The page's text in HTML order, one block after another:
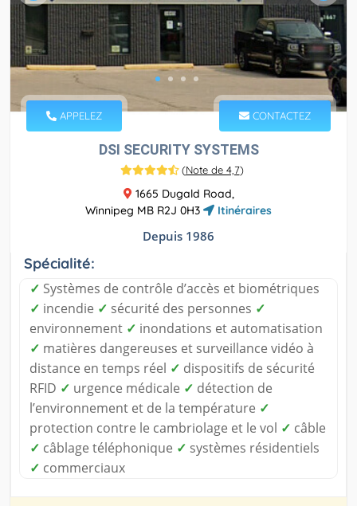
APPELEZ CONTACTEZ
DSI SECURITY SYSTEMS
(Note de 4,7)
1665 Dugald Road,
Winnipeg MB R2J 0H3
Itinéraires
Depuis 1986
Spécialité:
✓ Systèmes de contrôle d’accès et biométriques
✓ incendie ✓ sécurité des personnes ✓
environnement ✓ inondations et automatisation
✓ matières dangereuses et surveillance vidéo à
distance en temps réel ✓ dispositifs de sécurité
RFID ✓ urgence médicale ✓ détection de
l’environnement et de la température ✓
protection contre le cambriolage et le vol ✓ câble
✓ câblage téléphonique ✓ systèmes résidentiels
✓ commerciaux